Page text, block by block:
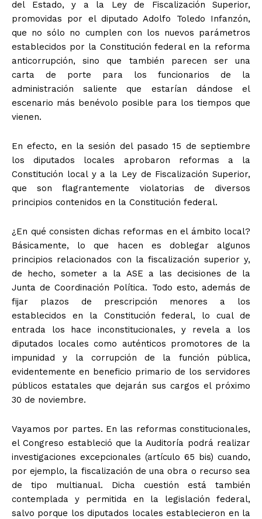
del Estado, y a la Ley de Fiscalización Superior,
promovidas por el diputado Adolfo Toledo Infanzón,
que no sólo no cumplen con los nuevos parámetros
establecidos por la Constitución federal en la reforma
anticorrupción, sino que también parecen ser una
carta de porte para los funcionarios de la
administración saliente que estarían dándose el
escenario más benévolo posible para los tiempos que
vienen.
En efecto, en la sesión del pasado 15 de septiembre
los diputados locales aprobaron reformas a la
Constitución local y a la Ley de Fiscalización Superior,
que son flagrantemente violatorias de diversos
principios contenidos en la Constitución federal.
¿En qué consisten dichas reformas en el ámbito local?
Básicamente, lo que hacen es doblegar algunos
principios relacionados con la fiscalización superior y,
de hecho, someter a la ASE a las decisiones de la
Junta de Coordinación Política. Todo esto, además de
fijar plazos de prescripción menores a los
establecidos en la Constitución federal, lo cual de
entrada los hace inconstitucionales, y revela a los
diputados locales como auténticos promotores de la
impunidad y la corrupción de la función pública,
evidentemente en beneficio primario de los servidores
públicos estatales que dejarán sus cargos el próximo
30 de noviembre.
Vayamos por partes. En las reformas constitucionales,
el Congreso estableció que la Auditoría podrá realizar
investigaciones excepcionales (artículo 65 bis) cuando,
por ejemplo, la fiscalización de una obra o recurso sea
de tipo multianual. Dicha cuestión está también
contemplada y permitida en la legislación federal,
salvo porque los diputados locales establecieron en la